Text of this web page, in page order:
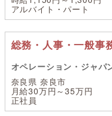
アルバイト・パート
総務・人事・一般事
オペレーション・ジャパ
奈良県 奈良市
月給30万円～35万円
正社員